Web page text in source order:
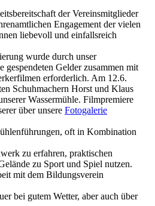
der Vereinsmitglieder
Engagement der vielen
liebevoll und einfallsreich
wurde durch unser
Gelder zusammen mit
erforderlich. Am 12.6.
Schuhmachern Horst und Klaus
Wassermühle. Filmpremiere
über unsere Fotogalerie
oft in Kombination
zu erfahren, praktischen
zu Sport und Spiel nutzen.
mit dem Bildungsverein
bei gutem Wetter, aber auch über